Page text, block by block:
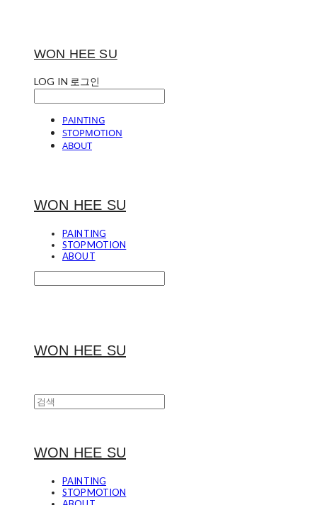
WON HEE SU
LOG IN 로그인
PAINTING
STOPMOTION
ABOUT
WON HEE SU
PAINTING
STOPMOTION
ABOUT
WON HEE SU
WON HEE SU
PAINTING
STOPMOTION